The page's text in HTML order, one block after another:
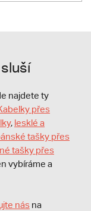
najdete ty
přes
, lesklé a
tašky přes
tašky přes
vybíráme a
nás na